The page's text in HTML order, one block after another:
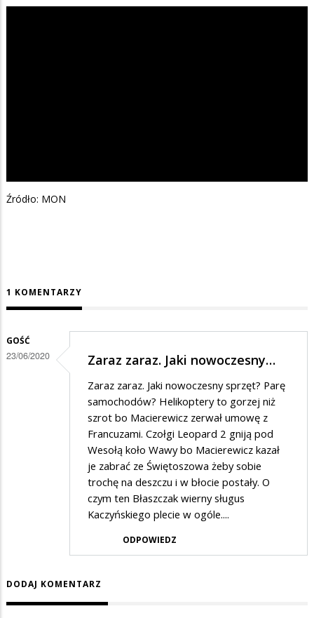
Źródło: MON
1 KOMENTARZY
GOŚĆ
23/06/2020 Zaraz zaraz. Jaki nowoczesny…
Zaraz zaraz. Jaki nowoczesny sprzęt? Parę
samochodów? Helikoptery to gorzej niż
szrot bo Macierewicz zerwał umowę z
Francuzami. Czołgi Leopard 2 gniją pod
Wesołą koło Wawy bo Macierewicz kazał
je zabrać ze Świętoszowa żeby sobie
trochę na deszczu i w błocie postały. O
czym ten Błaszczak wierny sługus
Kaczyńskiego plecie w ogóle....
ODPOWIEDZ
DODAJ KOMENTARZ